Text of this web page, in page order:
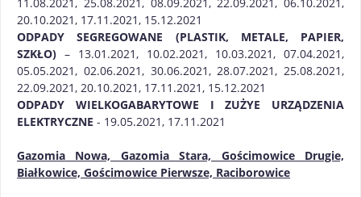
20.10.2021, 17.11.2021, 15.12.2021
ODPADY SEGREGOWANE (PLASTIK, METALE, PAPIER,
SZKŁO) – 13.01.2021, 10.02.2021, 10.03.2021, 07.04.2021,
05.05.2021, 02.06.2021, 30.06.2021, 28.07.2021, 25.08.2021,
22.09.2021, 20.10.2021, 17.11.2021, 15.12.2021
ODPADY WIELKOGABARYTOWE I ZUŻYE URZĄDZENIA
ELEKTRYCZNE - 19.05.2021, 17.11.2021
Gazomia Nowa, Gazomia Stara, Gościmowice Drugie,
Białkowice, Gościmowice Pierwsze, Raciborowice